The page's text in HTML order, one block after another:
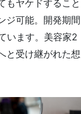
もヤケドすること
ジ可能。開発期間
います。美容家2
と受け継がれた想